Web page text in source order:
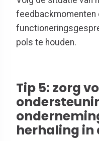
feedbackmomenten
pols te houden.
Tip 5: zorg
herhaling in